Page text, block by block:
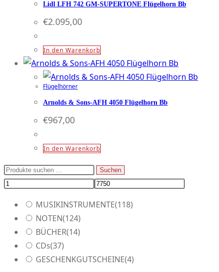
Lidl LFH 742 GM-SUPERTONE Flügelhorn Bb
€2.095,00
In den Warenkorb
Flügelhörner
Arnolds & Sons-AFH 4050 Flügelhorn Bb
€967,00
In den Warenkorb
Suchen
nach:
Suchen
MUSIKINSTRUMENTE(118)
NOTEN(124)
BÜCHER(14)
CDs(37)
GESCHENKGUTSCHEINE(4)